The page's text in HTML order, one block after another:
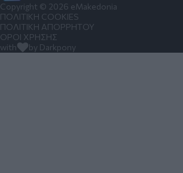
Copyright © 2026 eMakedonia
ΠΟΛΙΤΙΚΗ COOKIES
ΠΟΛΙΤΙΚΗ ΑΠΟΡΡΗΤΟΥ
ΟΡΟΙ ΧΡΗΣΗΣ
with
by Darkpony